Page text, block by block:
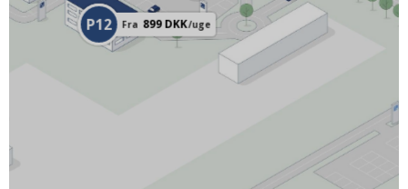
P12 Fra 899 DKK/uge